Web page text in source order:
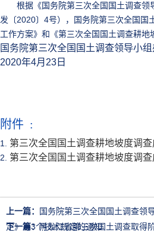
根据《国务院第三次全国国土调查领
发〔2020〕4号），国务院第三次全国国
工作方案》和《第三次全国国土调查耕地
国务院第三次全国国土调查领导小
2020年4月23日
附件 :
1. 第三次全国国土调查耕地坡度调
2. 第三次全国国土调查耕地坡度调
上一篇：
国务院第三次全国国土调查领
定》等3个技术规定的通知
下一篇：黑龙江省第三次国土调查取得